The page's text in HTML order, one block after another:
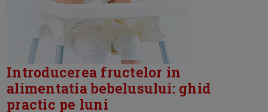
Introducerea fructelor in
alimentatia bebelusului: ghid
practic pe luni